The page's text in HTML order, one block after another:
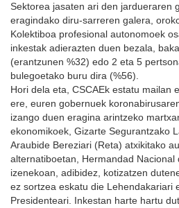
Sektorea jasaten ari den jardueraren
eragindako diru-sarreren galera,
Kolektiboa profesional autonomoek
inkestak adierazten duen bezala,
(erantzunen %32) edo 2 eta 5
bulegoetako buru dira (%56).
Hori dela eta, CSCAEk estatu mailan
ere, euren gobernuek
izango duen eragina arintzeko
ekonomikoek, Gizarte Segurantzako
Araubide Bereziari (Reta) atxikitako
alternatiboetan, Hermandad Nacional
izenekoan, adibidez, kotizatzen
ez sortzea eskatu die Lehendakariari
Presidenteari. Inkestan harte hartu